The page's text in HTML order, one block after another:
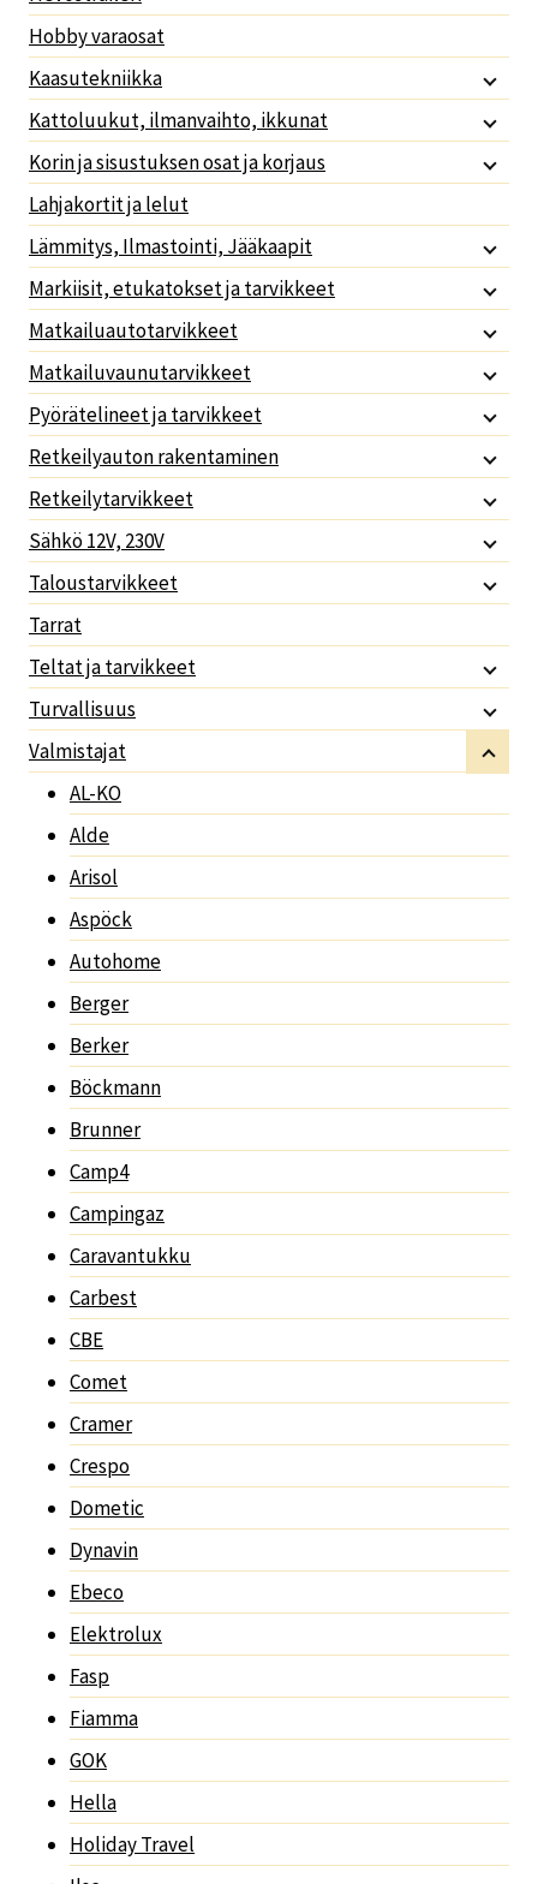
Hobby varaosat
Kaasutekniikka
Kattoluukut, ilmanvaihto, ikkunat
Korin ja sisustuksen osat ja korjaus
Lahjakortit ja lelut
Lämmitys, Ilmastointi, Jääkaapit
Markiisit, etukatokset ja tarvikkeet
Matkailuautotarvikkeet
Matkailuvaunutarvikkeet
Pyörätelineet ja tarvikkeet
Retkeilyauton rakentaminen
Retkeilytarvikkeet
Sähkö 12V, 230V
Taloustarvikkeet
Tarrat
Teltat ja tarvikkeet
Turvallisuus
Valmistajat
AL-KO
Alde
Arisol
Aspöck
Autohome
Berger
Berker
Böckmann
Brunner
Camp4
Campingaz
Caravantukku
Carbest
CBE
Comet
Cramer
Crespo
Dometic
Dynavin
Ebeco
Elektrolux
Fasp
Fiamma
GOK
Hella
Holiday Travel